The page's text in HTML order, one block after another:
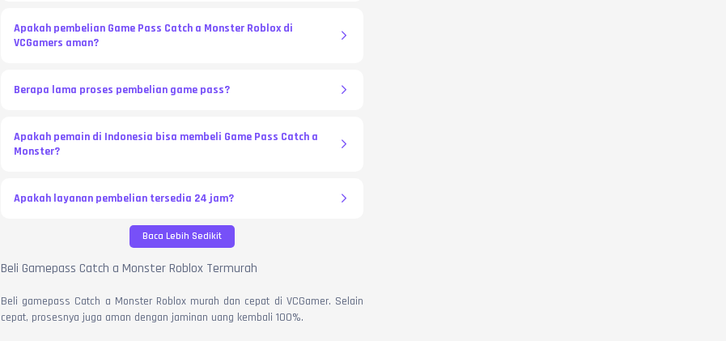
Apakah pembelian Game Pass Catch a Monster Roblox di
VCGamers aman?
Berapa lama proses pembelian game pass?
Apakah pemain di Indonesia bisa membeli Game Pass Catch a
Monster?
Apakah layanan pembelian tersedia 24 jam?
Baca Lebih Sedikit
Beli Gamepass Catch a Monster Roblox Termurah
Beli gamepass Catch a Monster Roblox murah dan cepat di VCGamer. Selain
cepat, prosesnya juga aman dengan jaminan uang kembali 100%.